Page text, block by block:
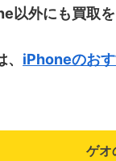
以外にも買取
iPhoneのお
ゲオ